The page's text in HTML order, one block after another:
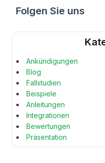
Folgen Sie uns
Ankündigungen
Blog
Fallstudien
Beispiele
Anleitungen
Integrationen
Bewertungen
Präsentation